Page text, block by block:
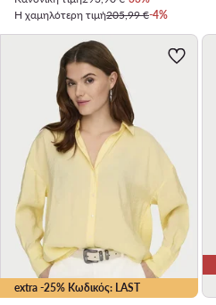
Η χαμηλότερη τιμή205,99 €-4%
extra -25% Κωδικός: LAST